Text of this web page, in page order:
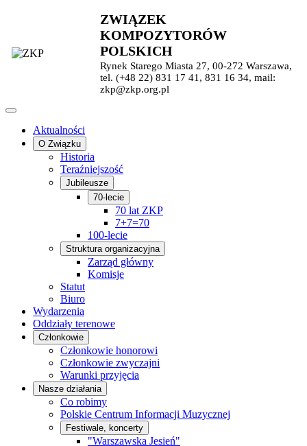
ZWIĄZEK
KOMPOZYTORÓW
POLSKICH
Rynek Starego Miasta 27, 00-272 Warszawa,
tel. (+48 22) 831 17 41, 831 16 34, mail:
zkp@zkp.org.pl
Aktualności
O Związku
Historia
Teraźniejszość
Jubileusze
70-lecie
70 lat ZKP
7+7=70
100-lecie
Struktura organizacyjna
Zarząd główny
Komisje
Statut
Biuro
Wydarzenia
Oddziały terenowe
Członkowie
Członkowie honorowi
Członkowie zwyczajni
Warunki przyjęcia
Nasze działania
Co robimy
Polskie Centrum Informacji Muzycznej
Festiwale, koncerty
"Warszawska Jesień"